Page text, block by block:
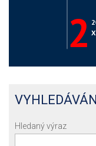
VYHLEDÁVÁNÍ
Hledaný výraz